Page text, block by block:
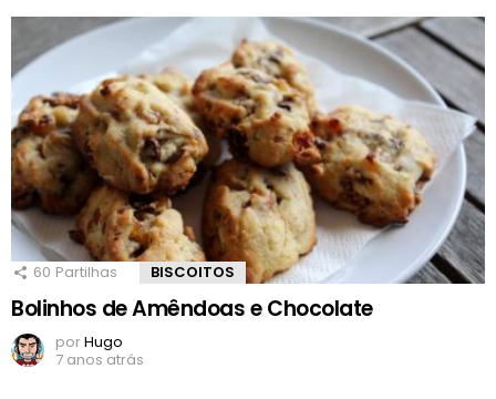
60 Partilhas BISCOITOS
Bolinhos de Amêndoas e Chocolate
porHugo
7 anos atrás